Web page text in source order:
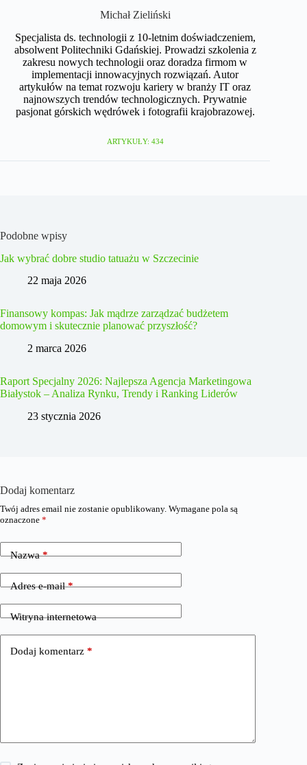
Michał Zieliński
Specjalista ds. technologii z 10-letnim doświadczeniem,
absolwent Politechniki Gdańskiej. Prowadzi szkolenia z
zakresu nowych technologii oraz doradza firmom w
implementacji innowacyjnych rozwiązań. Autor
artykułów na temat rozwoju kariery w branży IT oraz
najnowszych trendów technologicznych. Prywatnie
pasjonat górskich wędrówek i fotografii krajobrazowej.
ARTYKUŁY: 434
Podobne wpisy
Jak wybrać dobre studio tatuażu w Szczecinie
22 maja 2026
Finansowy kompas: Jak mądrze zarządzać budżetem
domowym i skutecznie planować przyszłość?
2 marca 2026
Raport Specjalny 2026: Najlepsza Agencja Marketingowa
Białystok – Analiza Rynku, Trendy i Ranking Liderów
23 stycznia 2026
Dodaj komentarz
Twój adres email nie zostanie opublikowany. Wymagane pola są
oznaczone *
Nazwa*
Adres e-mail*
Witryna internetowa
Dodaj komentarz *